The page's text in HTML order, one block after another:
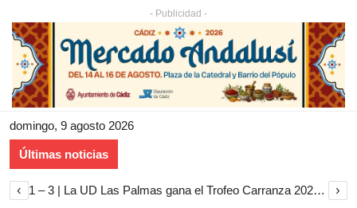
- Publicidad -
domingo, 9 agosto 2026
Últimas noticias
‹ 1 – 3 | La UD Las Palmas gana el Trofeo Carranza 2026 tras imponerse al Cádiz CF ›